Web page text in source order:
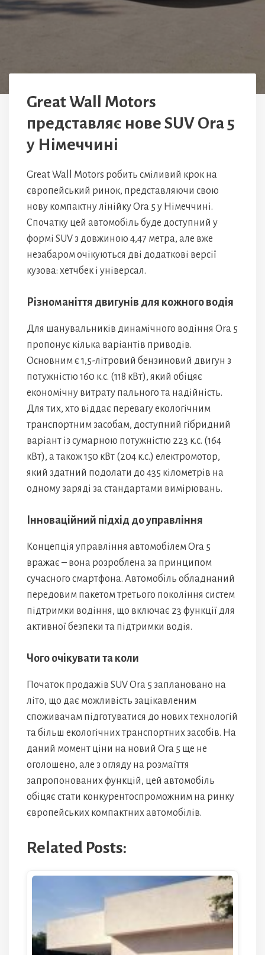
Great Wall Motors
представляє нове SUV Ora 5
у Німеччині
Great Wall Motors робить сміливий крок на
європейський ринок, представляючи свою
нову компактну лінійку Ora 5 у Німеччині.
Спочатку цей автомобіль буде доступний у
формі SUV з довжиною 4,47 метра, але вже
незабаром очікуються дві додаткові версії
кузова: хетчбек і універсал.
Різноманіття двигунів для кожного водія
Для шанувальників динамічного водіння Ora 5
пропонує кілька варіантів приводів.
Основним є 1,5-літровий бензиновий двигун з
потужністю 160 к.с. (118 кВт), який обіцяє
економічну витрату пального та надійність.
Для тих, хто віддає перевагу екологічним
транспортним засобам, доступний гібридний
варіант із сумарною потужністю 223 к.с. (164
кВт), а також 150 кВт (204 к.с.) електромотор,
який здатний подолати до 435 кілометрів на
одному заряді за стандартами вимірювань.
Інноваційний підхід до управління
Концепція управління автомобілем Ora 5
вражає – вона розроблена за принципом
сучасного смартфона. Автомобіль обладнаний
передовим пакетом третього покоління систем
підтримки водіння, що включає 23 функції для
активної безпеки та підтримки водія.
Чого очікувати та коли
Початок продажів SUV Ora 5 заплановано на
літо, що дає можливість зацікавленим
споживачам підготуватися до нових технологій
та більш екологічних транспортних засобів. На
даний момент ціни на новий Ora 5 ще не
оголошено, але з огляду на розмаїття
запропонованих функцій, цей автомобіль
обіцяє стати конкурентоспроможним на ринку
європейських компактних автомобілів.
Related Posts: